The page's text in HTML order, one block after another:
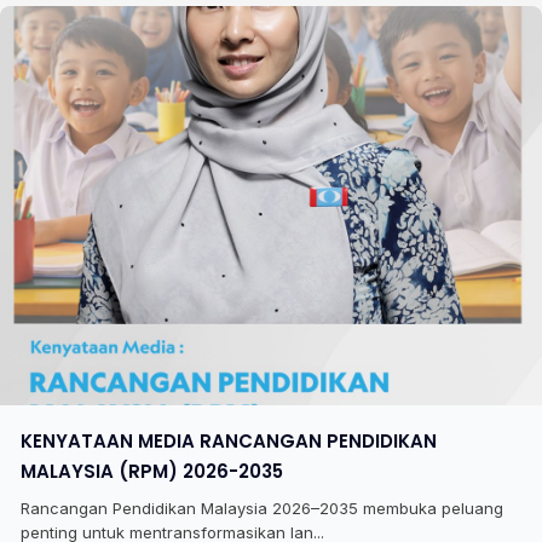
KENYATAAN MEDIA RANCANGAN PENDIDIKAN
MALAYSIA (RPM) 2026-2035
Rancangan Pendidikan Malaysia 2026–2035 membuka peluang
penting untuk mentransformasikan lan...